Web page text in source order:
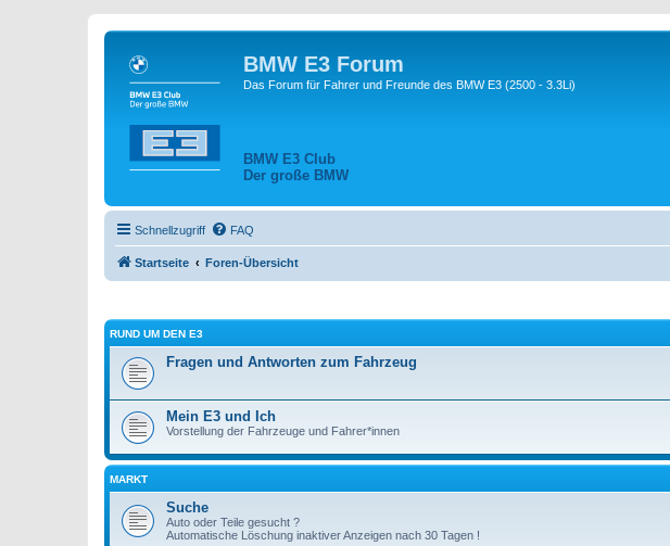
BMW E3 Forum
Das Forum für Fahrer und Freunde des BMW E3 (2500 - 3.3Li)
BMW E3 Club
Der große BMW
Schnellzugriff FAQ
Startseite Foren-Übersicht
RUND UM DEN E3
Fragen und Antworten zum Fahrzeug
Mein E3 und Ich
Vorstellung der Fahrzeuge und Fahrer*innen
MARKT
Suche
Auto oder Teile gesucht ?
Automatische Löschung inaktiver Anzeigen nach 30 Tagen !